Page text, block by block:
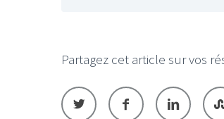
Partagez cet article sur vos